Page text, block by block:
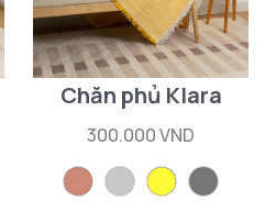
Chăn phủ Klara
300.000 VND